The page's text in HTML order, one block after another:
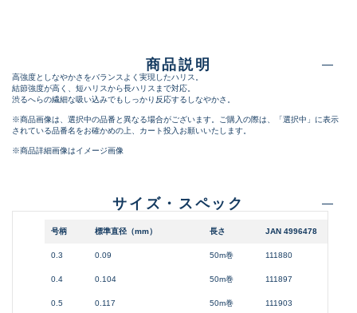
商品説明
高強度としなやかさをバランスよく実現したハリス。
結節強度が高く、短ハリスから長ハリスまで対応。
渋るへらの繊細な吸い込みでもしっかり反応するしなやかさ。
※商品画像は、選択中の品番と異なる場合がございます。ご購入の際は、「選択中」に表示
されている品番名をお確かめの上、カート投入お願いいたします。
※商品詳細画像はイメージ画像
サイズ・スペック
号柄 標準直径（mm） 長さ JAN 4996478
0.3 0.09 50m巻 111880
0.4 0.104 50m巻 111897
0.5 0.117 50m巻 111903